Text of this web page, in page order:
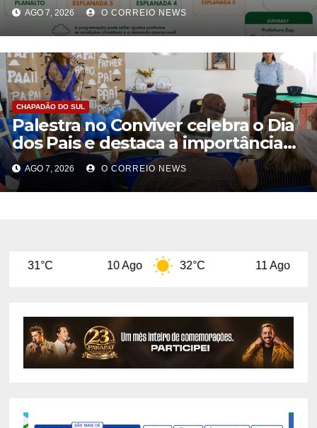
de 10 de agosto
AGO 7, 2026 O CORREIO NEWS
CHAPADÃO DO SUL
Palestra no Conviver celebra o Dia
dos Pais e destaca a importância
da figura paterna na família
AGO 7, 2026 O CORREIO NEWS
10 Ago 32°C 11 Ago 29°C